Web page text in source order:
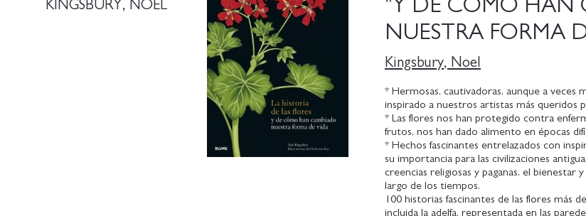
KINGSBURY, NOEL
"Y DE CÓMO HAN
NUESTRA FORMA
Kingsbury, Noel
* Hermosas, cautivadoras, aunque a veces
inspirado a nuestros artistas más queridos
* Las flores nos han protegido contra
frutos, nos han dado alimento en épocas
* Hechos fascinantes entrelazados con
su importancia para las civilizaciones
creencias religiosas y paganas, el bienestar
largo de los tiempos.
100 historias fascinantes de las flores más
incluida la adelfa, representada en las